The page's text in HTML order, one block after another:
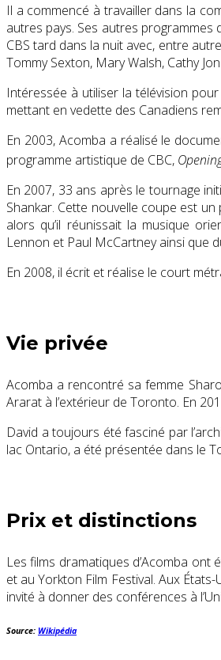
Il a commencé à travailler dans la
autres pays. Ses autres
CBS tard dans la nuit avec, entre
Tommy Sexton, Mary Walsh, Cathy
Intéressée à utiliser la télévision
mettant en vedette des Canadiens
En 2003, Acomba a réalisé le
programme artistique de CBC,
En 2007, 33 ans après le tournage
Shankar. Cette nouvelle coupe est
alors qu’il réunissait la musique
Lennon et Paul McCartneyainsi que
En 2008, il écrit et réalise le court
Vie privée
Acomba a rencontré sa femme
Ararat à l’extérieur de Toronto. En
David a toujours été fasciné par
lac Ontario, a été présentée dans le
Prix ​​et distinctions
Les films dramatiques d’Acomba
et auYorkton Film Festival. Aux États-
invité à donner des conférences à
Source: Wikipédia